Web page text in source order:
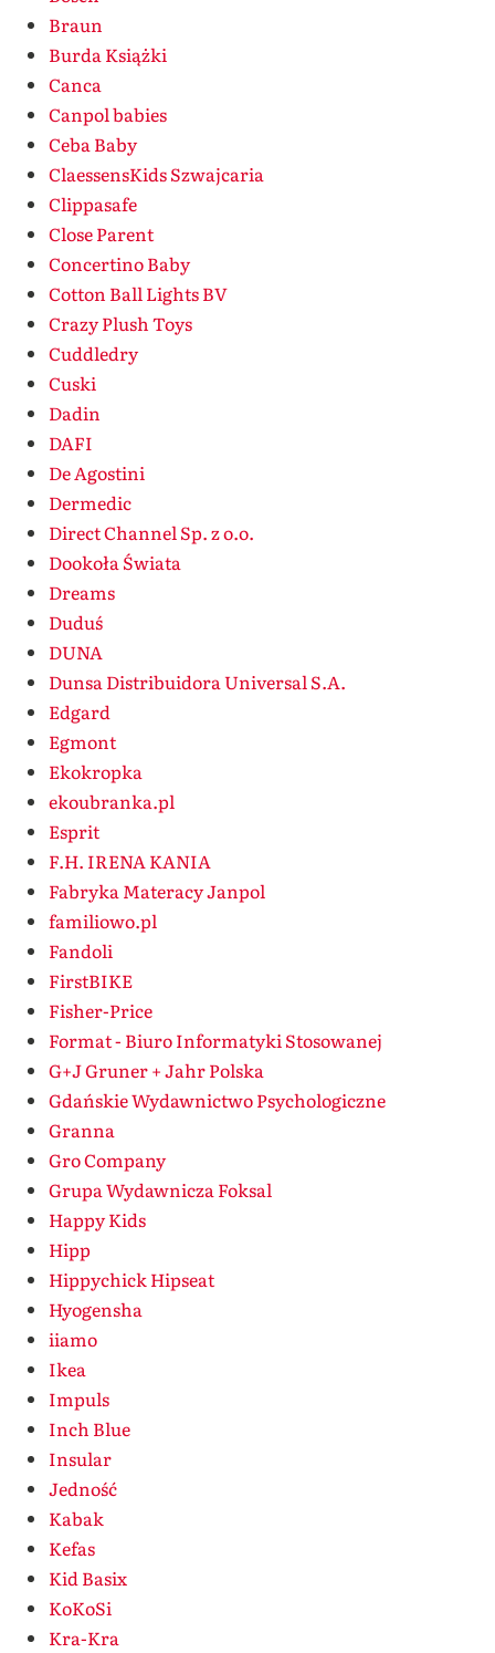
Braun
Burda Książki
Canca
Canpol babies
Ceba Baby
ClaessensKids Szwajcaria
Clippasafe
Close Parent
Concertino Baby
Cotton Ball Lights BV
Crazy Plush Toys
Cuddledry
Cuski
Dadin
DAFI
De Agostini
Dermedic
Direct Channel Sp. z o.o.
Dookoła Świata
Dreams
Duduś
DUNA
Dunsa Distribuidora Universal S.A.
Edgard
Egmont
Ekokropka
ekoubranka.pl
Esprit
F.H. IRENA KANIA
Fabryka Materacy Janpol
familiowo.pl
Fandoli
FirstBIKE
Fisher-Price
Format - Biuro Informatyki Stosowanej
G+J Gruner + Jahr Polska
Gdańskie Wydawnictwo Psychologiczne
Granna
Gro Company
Grupa Wydawnicza Foksal
Happy Kids
Hipp
Hippychick Hipseat
Hyogensha
iiamo
Ikea
Impuls
Inch Blue
Insular
Jedność
Kabak
Kefas
Kid Basix
KoKoSi
Kra-Kra